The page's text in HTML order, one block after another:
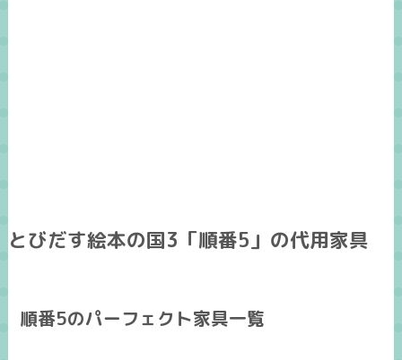
とびだす絵本の国3「順番5」の代用家具
順番5のパーフェクト家具一覧